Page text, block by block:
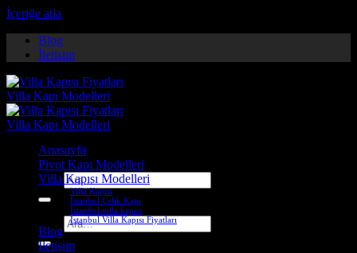
İçeriğe atla
Blog
İletişim
Ara:
Anasayfa
Pivot Kapı Modelleri
Villa Kapısı Modelleri
Villa Kapısı
İstanbul Çelik Kapı
İstanbul villa kapısı
İstanbul Villa Kapısı Fiyatları
Blog
İletişim